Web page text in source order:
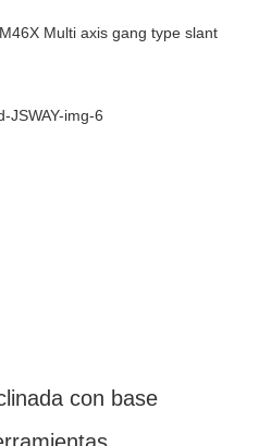
con base